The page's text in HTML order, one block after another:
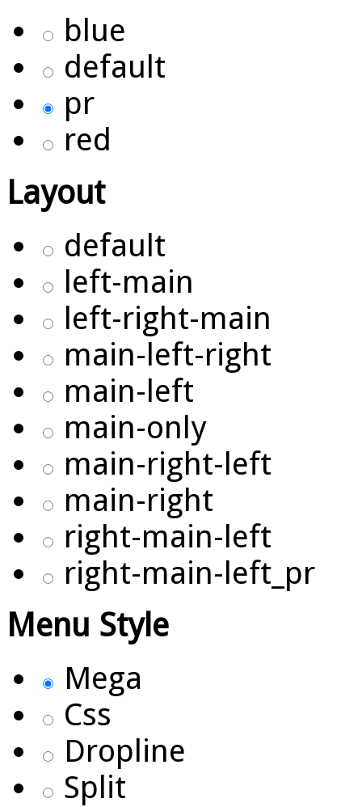
blue
default
pr
red
Layout
default
left-main
left-right-main
main-left-right
main-left
main-only
main-right-left
main-right
right-main-left
right-main-left_pr
Menu Style
Mega
Css
Dropline
Split